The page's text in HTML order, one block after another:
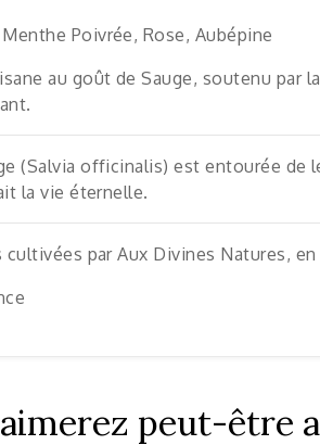
Poivrée, Rose, Aubépine
au goût de Sauge, soutenu par
(Salvia officinalis) est entourée de
la vie éternelle.
cultivées par Aux Divines Natures,
peut-être